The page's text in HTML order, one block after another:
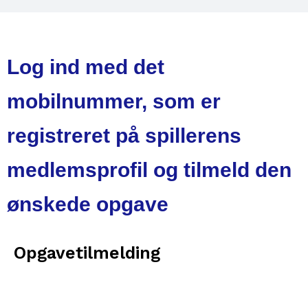
Log ind med det
mobilnummer, som er
registreret på spillerens
medlemsprofil og tilmeld den
ønskede opgave
Opgavetilmelding